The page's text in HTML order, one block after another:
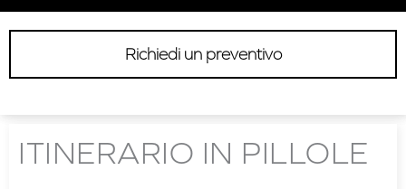
Richiedi un preventivo
ITINERARIO IN PILLOLE